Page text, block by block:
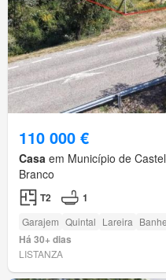
110 000 €
Casa em Município de
Branco
T2 1
Garajem Quintal Lareira
Há 30+ dias
LISTANZA